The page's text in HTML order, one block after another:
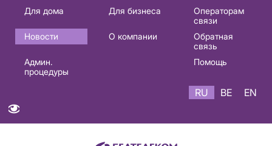
Основная
навигация
RU
Для дома Для бизнеса
Операторам
связи
Новости
О компании
Обратная
связь
Админ.
процедуры
Помощь
RU BE EN